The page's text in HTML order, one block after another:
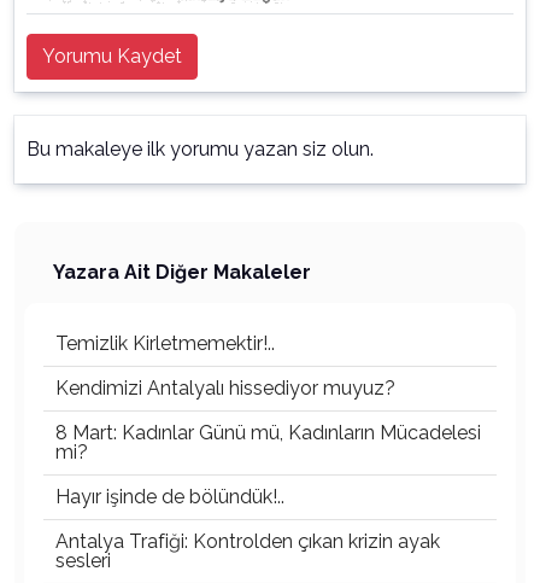
Yorumu Kaydet
Bu makaleye ilk yorumu yazan siz olun.
Yazara Ait Diğer Makaleler
Temizlik Kirletmemektir!..
Kendimizi Antalyalı hissediyor muyuz?
8 Mart: Kadınlar Günü mü, Kadınların Mücadelesi
mi?
Hayır işinde de bölündük!..
Antalya Trafiği: Kontrolden çıkan krizin ayak
sesleri